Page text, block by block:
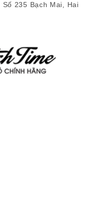
Số 235 Bạch Mai, Hai